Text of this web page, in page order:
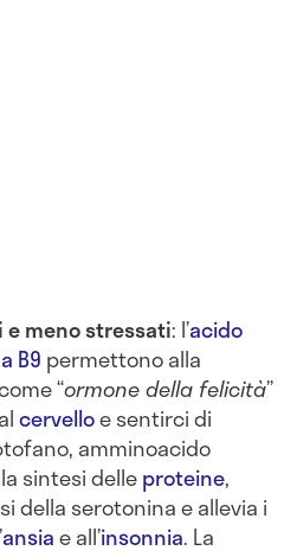
meno stressati: l’acido
B9 permettono alla
“ormone della felicità”
cervelloe sentirci di
amminoacido
sintesi delleproteine,
della serotonina e allevia i
ansiae all’insonnia. La